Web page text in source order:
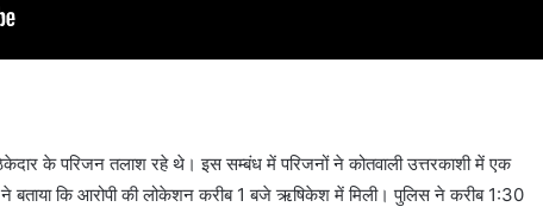
के परिजन तलाश रहे थे। इस सम्बंध में परिजनों ने कोतवाली उत्तरकाशी में एक
ने बताया कि आरोपी की लोकेशन करीब 1 बजे ऋषिकेश में मिली। पुलिस ने करीब 1:30